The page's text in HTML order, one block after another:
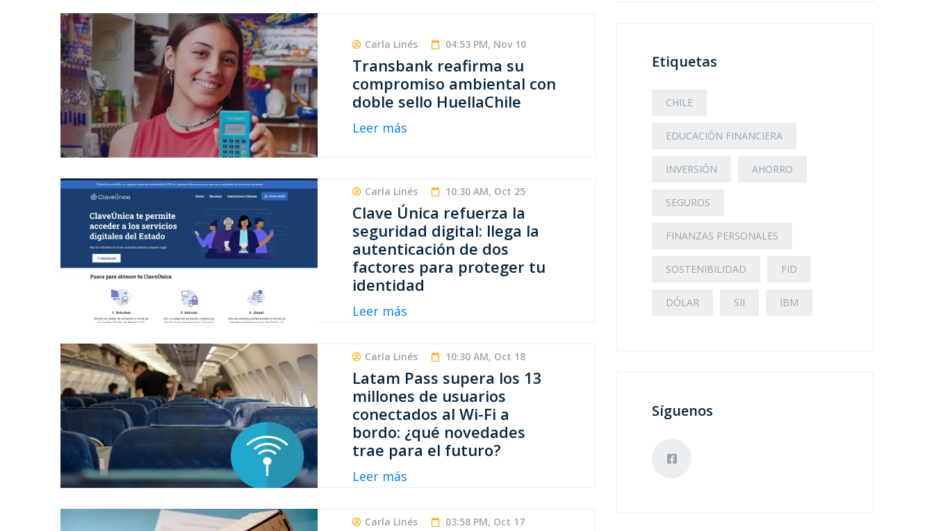
Carla Linés 04:53 PM, Nov 10
Transbank reafirma su
compromiso ambiental con
doble sello HuellaChile
Leer más
Carla Linés 10:30 AM, Oct 25
Clave Única refuerza la
seguridad digital: llega la
autenticación de dos
factores para proteger tu
identidad
Leer más
Carla Linés 10:30 AM, Oct 18
Latam Pass supera los 13
millones de usuarios
conectados al Wi-Fi a
bordo: ¿qué novedades
trae para el futuro?
Leer más
Carla Linés 03:58 PM, Oct 17
Etiquetas
CHILE
EDUCACIÓN FINANCIERA
INVERSIÓN AHORRO
SEGUROS
FINANZAS PERSONALES
SOSTENIBILIDAD FID
DÓLAR SII IBM
Síguenos